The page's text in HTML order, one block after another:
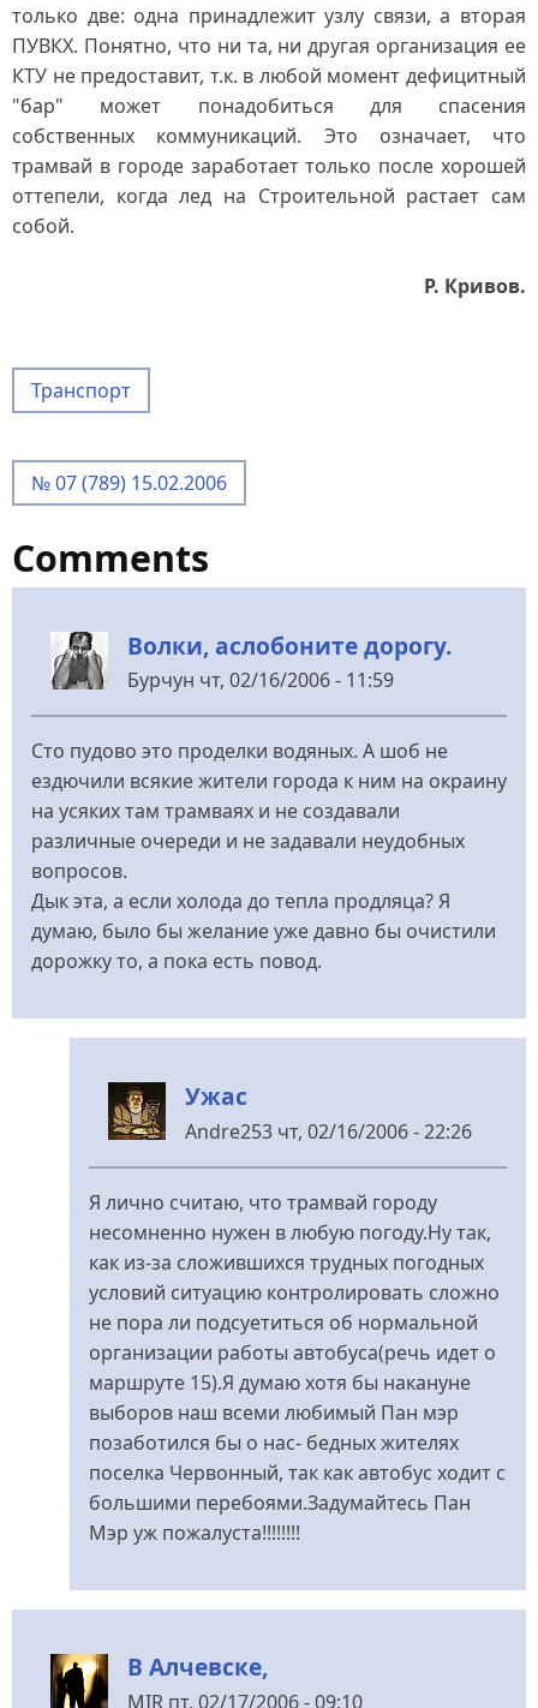
только две: одна принадлежит узлу связи, а вторая
ПУВКХ. Понятно, что ни та, ни другая организация ее
КТУ не предоставит, т.к. в любой момент дефицитный
"бар" может понадобиться для спасения
собственных коммуникаций. Это означает, что
трамвай в городе заработает только после хорошей
оттепели, когда лед на Строительной растает сам
собой.
Р. Кривов.
Транспорт
№ 07 (789) 15.02.2006
Comments
Волки, аслобоните дорогу.
Бурчун чт, 02/16/2006 - 11:59
Сто пудово это проделки водяных. А шоб не
ездючили всякие жители города к ним на окраину
на усяких там трамваях и не создавали
различные очереди и не задавали неудобных
вопросов.
Дык эта, а если холода до тепла продляца? Я
думаю, было бы желание уже давно бы очистили
дорожку то, а пока есть повод.
Ужас
Andre253 чт, 02/16/2006 - 22:26
У
Волки,
дорогу.
Бурчун
Я лично считаю, что трамвай городу
несомненно нужен в любую погоду.Ну так,
как из-за сложившихся трудных погодных
условий ситуацию контролировать сложно
не пора ли подсуетиться об нормальной
организации работы автобуса(речь идет о
маршруте 15).Я думаю хотя бы накануне
выборов наш всеми любимый Пан мэр
позаботился бы о нас- бедных жителях
поселка Червонный, так как автобус ходит с
большими перебоями.Задумайтесь Пан
Мэр уж пожалуста!!!!!!!!
В Алчевске,
MIR пт, 02/17/2006 - 09:10